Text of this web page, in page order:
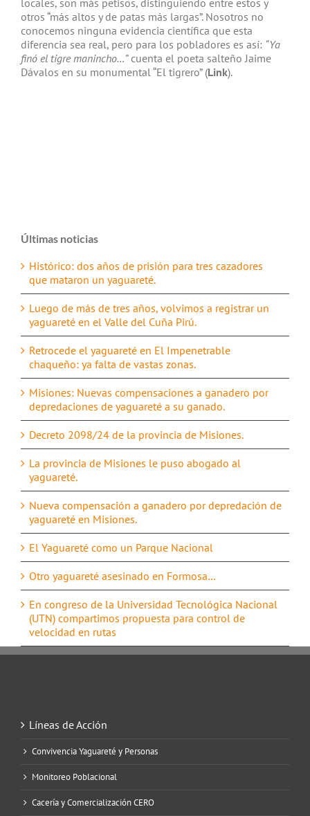
locales, son más petisos, distinguiendo entre estos y
otros “más altos y de patas más largas”. Nosotros no
conocemos ninguna evidencia científica que esta
diferencia sea real, pero para los pobladores es así: “Ya
finó el tigre manincho…”cuenta el poeta salteño Jaime
Dávalos en su monumental “El tigrero” (Link).
Últimas noticias
Histórico: dos años de prisión para tres cazadores
que mataron un yaguareté.
Luego de más de tres años, volvimos a registrar un
yaguareté en el Valle del Cuña Pirú.
Retrocede el yaguareté en El Impenetrable
chaqueño: ya falta de vastas zonas.
Misiones: Nuevas compensaciones a ganadero por
depredaciones de yaguareté a su ganado.
Decreto 2098/24 de la provincia de Misiones.
La provincia de Misiones le puso abogado al
yaguareté.
Nueva compensación a ganadero por depredación de
yaguareté en Misiones.
El Yaguareté como un Parque Nacional
Otro yaguareté asesinado en Formosa…
En congreso de la Universidad Tecnológica Nacional
(UTN) compartimos propuesta para control de
velocidad en rutas
Líneas de Acción
Convivencia Yaguareté y Personas
Monitoreo Poblacional
Cacería y Comercialización CERO